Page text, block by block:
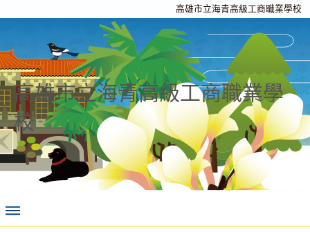
高雄市立海青高級工商職業學校
高雄市立海青高級工商職業學
校